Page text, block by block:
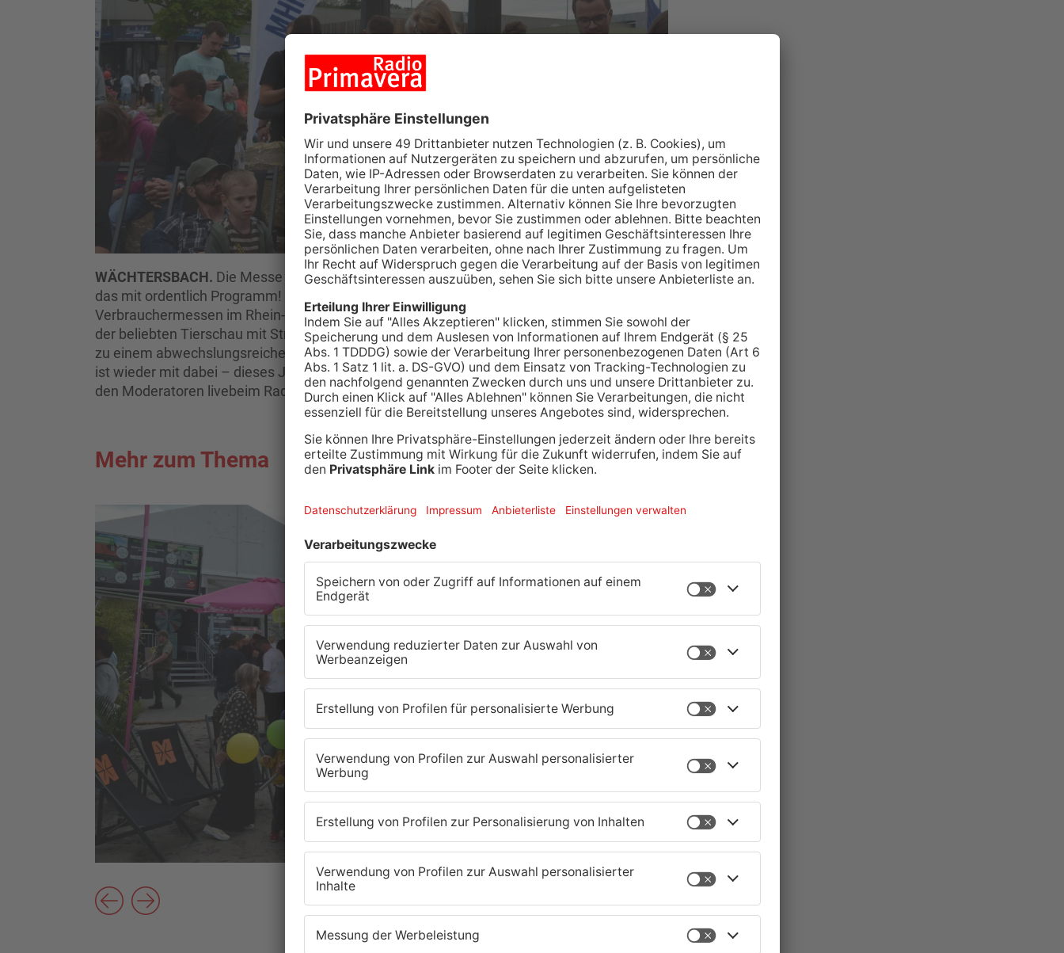
WÄCHTERSBACH. Die Messe Wächtersbach feiert in diesem Jahr ihr75. Jubiläum – und
das mit ordentlich Programm! Mit rund 60.000 Besuchern zählt sie zu den größten
Verbrauchermessen im Rhein-Main-Gebiet. Zahlreiche Highlights warten auf die Gäste: Von
der beliebten Tierschau mit Streichelzoo über interaktive Info- und Mitmachstände bis hin
zu einem abwechslungsreichen Bühnenprogramm mit Live-Musik. Auch Radio Primavera
ist wieder mit dabei – dieses Jahr mit einer großen Dolce Vita Außenbühne! Dort kann man
den Moderatoren livebeim Radio machen über die Schulter schauen.
Mehr zum Thema
1/56